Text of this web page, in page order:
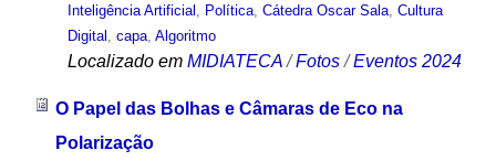
Inteligência Artificial
Política, Cátedra Oscar Sala, Cultura
Digital
capa, Algoritmo
Localizado em MIDIATECA /Fotos /Eventos 2024
O Papel das Bolhas e Câmaras de Eco na
Polarização